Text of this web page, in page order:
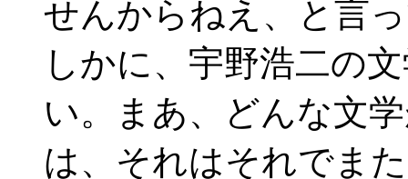
せんからねえ、と言
しかに、宇野浩二の
い。まあ、どんな文
は、それはそれでま